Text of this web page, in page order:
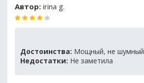
Автор: irina g.
Достоинства: Мощный, не шумный
Недостатки: Не заметила